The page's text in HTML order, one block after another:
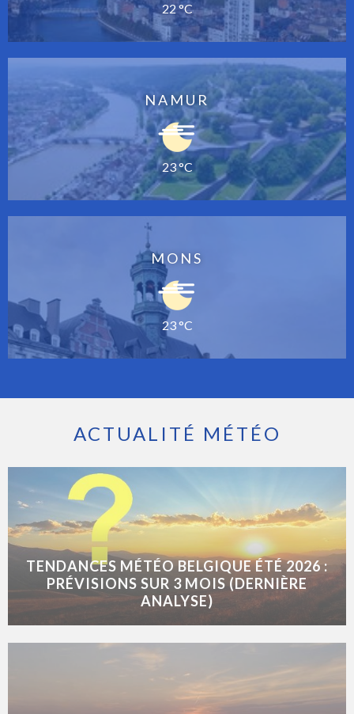
22 °C
NAMUR
23 °C
MONS
23 °C
ACTUALITÉ MÉTÉO
TENDANCES MÉTÉO BELGIQUE ÉTÉ 2026 :
PRÉVISIONS SUR 3 MOIS (DERNIÈRE
ANALYSE)